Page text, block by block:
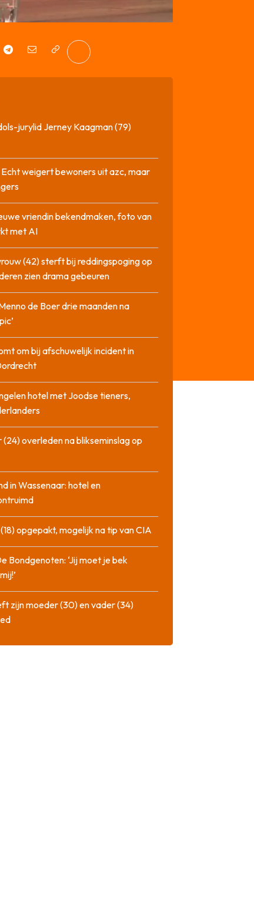
jurylid Jerney Kaagman (79)
weigert bewoners uit azc, maar
vriendin bekendmaken, foto van
met AI
(42) sterft bij reddingspoging op
zien drama gebeuren
de Boer drie maanden na
om bij afschuwelijk incident in
hotel met Joodse tieners,
overleden na blikseminslag op
in Wassenaar: hotel en
opgepakt, mogelijk na tip van CIA
Bondgenoten: ‘Jij moet je bek
zijn moeder (30) en vader (34)